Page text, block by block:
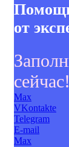
от
сейчас!
Max
VKontakte
Telegram
E-mail
Max